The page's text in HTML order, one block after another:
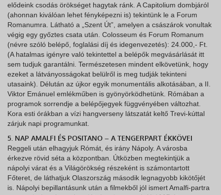
elődeink csodás örökséget hagytak ránk. A Capitolium dombjáról
(ahonnan kiválóan lehet fényképezni is) tekintünk le a Forum
Romanumra. Látható a „Szent Út”, amelyen a császárok vonultak
végig egy győztes csata után. Colosseum és Forum Romanum
(névre szóló belépő, foglalási díj és idegenvezetés): 24.000,- Ft.
(A hatalmas igényre való tekintettel a belépők megvásárlását itt
sem tudjuk garantálni. Természetesen mindent elkövetünk, hogy
ezeket a látványosságokat belülről is meg tudják tekinteni
utasaink). Délután az újkor egyik monumentális alkotásában, a II.
Viktor Emánuel emlékműben is gyönyörködhetünk. Rómában a
programok sorrendje a belépőjegyek függvényében változhat.
Kora esti órákban a vízi hangverseny látszatát keltő Trevi-kúttal
zárjuk napi programunkat.
5. NAP AMALFI ÉS POSITANO – A TENGERPART ÉKKÖVEI
Reggeli után elhagyjuk Rómát, és irány Nápoly. A városba
érkezve rövid séta a központban. Útközben megtekintjük a
nápolyi várat és a Világörökség részeként is számontartott
Főteret, de láthatjuk Olaszország második legnagyobb kikötőjét
is. Nápolyi bepillantásunk után a filmekből jól ismert Amalfi-partra